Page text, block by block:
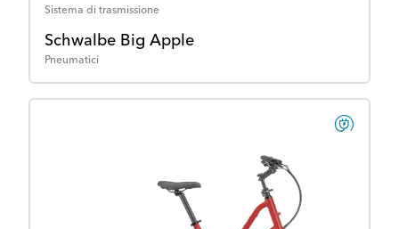
Sistema di trasmissione
Schwalbe Big Apple
Pneumatici